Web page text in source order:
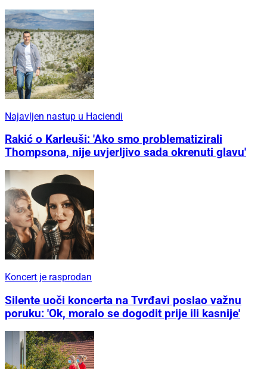
Najavljen nastup u Haciendi
Rakić o Karleuši: 'Ako smo problematizirali
Thompsona, nije uvjerljivo sada okrenuti glavu'
Koncert je rasprodan
Silente uoči koncerta na Tvrđavi poslao važnu
poruku: 'Ok, moralo se dogodit prije ili kasnije'